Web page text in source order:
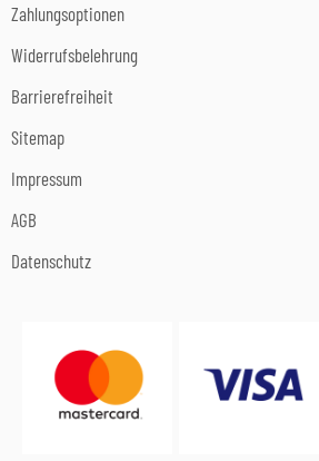
Zahlungsoptionen
Widerrufsbelehrung
Barrierefreiheit
Sitemap
Impressum
AGB
Datenschutz